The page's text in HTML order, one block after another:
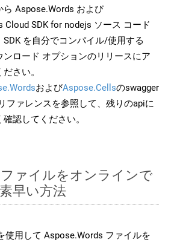
ら Aspose.Words および
Cloud SDK for nodejs ソース コード
SDK を自分でコンパイル/使用する
ンロード オプションのリリースにア
さい。
およびAspose.Cellsのswagger
ファレンスを参照して、残りのapiに
認してください。
ァイルをオンラインで
早い方法
使用して Aspose.Words ファイルを